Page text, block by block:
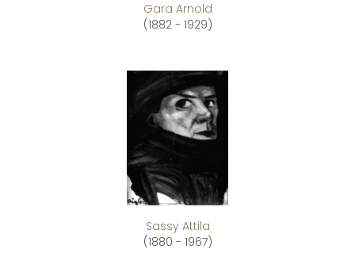
Gara Arnold
(1882 - 1929)
Sassy Attila
(1880 - 1967)